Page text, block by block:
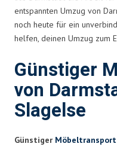
entspannten Umzug von
noch heute für ein
helfen, deinen Umzug zum
Günstiger
von
Slagelse
Günstiger Möbeltransport